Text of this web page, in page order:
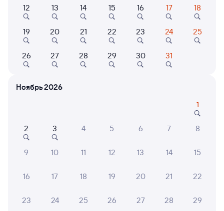
Выберите дату
Самый быстрый Фирменный
012А Проходящий Двухэтажный
Апатиты
в Мурманск
Дни следования ближайшие: 5, 6, 7 августа Маршрут
Купе
12 13 14 15 16 17 18
19 20 21 22 23 24 25
26 27 28 29 30 31
Ноябрь 2026
1
2 3 4 5 6 7 8
9 10 11 12 13 14 15
16 17 18 19 20 21 22
23 24 25 26 27 28 29